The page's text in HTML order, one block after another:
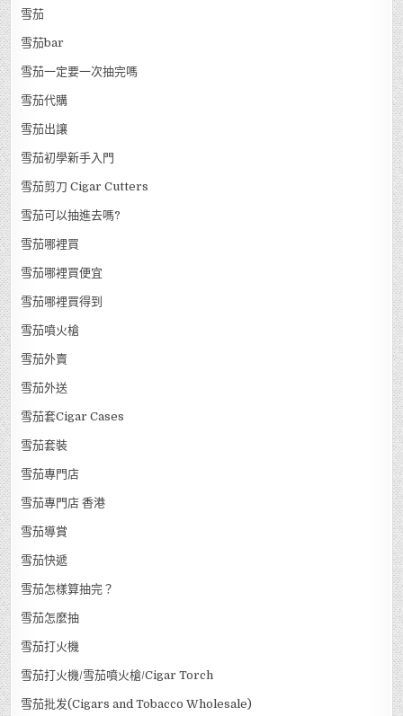
雪茄
雪茄bar
雪茄一定要一次抽完嗎
雪茄代購
雪茄出讓
雪茄初學新手入門
雪茄剪刀 Cigar Cutters
雪茄可以抽進去嗎?
雪茄哪裡買
雪茄哪裡買便宜
雪茄哪裡買得到
雪茄噴火槍
雪茄外賣
雪茄外送
雪茄套Cigar Cases
雪茄套裝
雪茄專門店
雪茄專門店 香港
雪茄導賞
雪茄快遞
雪茄怎樣算抽完？
雪茄怎麼抽
雪茄打火機
雪茄打火機/雪茄噴火槍/Cigar Torch
雪茄批发(Cigars and Tobacco Wholesale)